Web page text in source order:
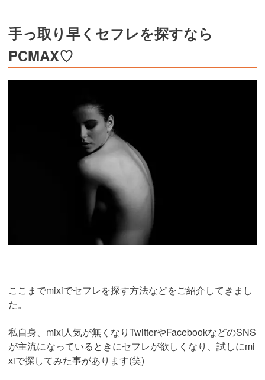
手っ取り早くセフレを探すなら
PCMAX♡
ここまでmixiでセフレを探す方法などをご紹介してきまし
た。
私自身、mixi人気が無くなりTwitterやFacebookなどのSNS
が主流になっているときにセフレが欲しくなり、試しにmi
xiで探してみた事があります(笑)